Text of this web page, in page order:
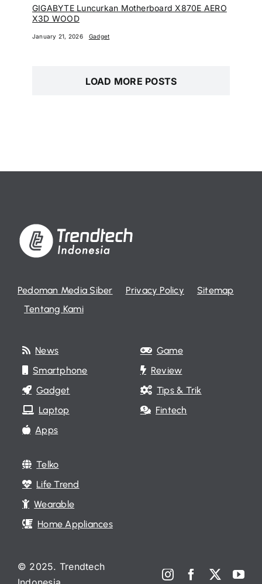
GIGABYTE Luncurkan Motherboard X870E AERO
X3D WOOD
January 21, 2026 Gadget
LOAD MORE POSTS
Pedoman Media Siber Privacy Policy
Sitemap
Tentang Kami
News
Smartphone
Gadget
Laptop
Apps
Game
Review
Tips & Trik
Fintech
Telko
Life Trend
Wearable
Home Appliances
© 2025. Trendtech